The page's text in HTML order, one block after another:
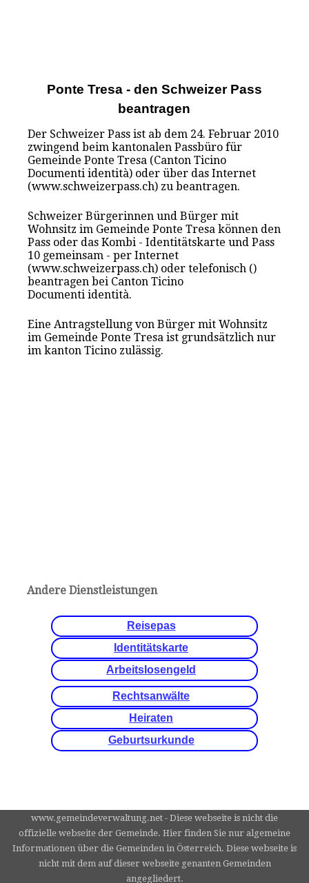
Ponte Tresa - den Schweizer Pass
beantragen
Der Schweizer Pass ist ab dem 24. Februar 2010
zwingend beim kantonalen Passbüro für
Gemeinde Ponte Tresa (Canton Ticino
Documenti identità) oder über das Internet
(www.schweizerpass.ch) zu beantragen.
Schweizer Bürgerinnen und Bürger mit
Wohnsitz im Gemeinde Ponte Tresa können den
Pass oder das Kombi - Identitätskarte und Pass
10 gemeinsam - per Internet
(www.schweizerpass.ch) oder telefonisch ()
beantragen bei Canton Ticino
Documenti identità.
Eine Antragstellung von Bürger mit Wohnsitz
im Gemeinde Ponte Tresa ist grundsätzlich nur
im kanton Ticino zulässig.
Andere Dienstleistungen
Reisepas
Identitätskarte
Arbeitslosengeld
Rechtsanwälte
Heiraten
Geburtsurkunde
www.gemeindeverwaltung.net - Diese webseite is nicht die
offizielle webseite der Gemeinde. Hier finden Sie nur algemeine
Informationen über die Gemeinden in Österreich. Diese webseite is
nicht mit dem auf dieser webseite genanten Gemeinden
angegliedert.